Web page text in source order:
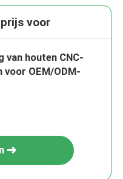
voor
van houten CNC-
voor OEM/ODM-